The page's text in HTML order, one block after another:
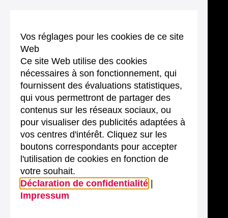
Vos réglages pour les cookies de ce site
Web
Ce site Web utilise des cookies
nécessaires à son fonctionnement, qui
fournissent des évaluations statistiques,
qui vous permettront de partager des
contenus sur les réseaux sociaux, ou
pour visualiser des publicités adaptées à
vos centres d'intérêt. Cliquez sur les
boutons correspondants pour accepter
l'utilisation de cookies en fonction de
votre souhait.
Déclaration de confidentialité
Impressum